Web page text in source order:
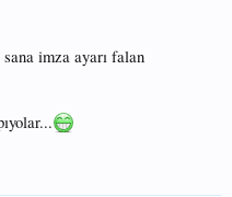
imza ayarı falan